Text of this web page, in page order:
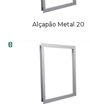
Alçapão Metal 20